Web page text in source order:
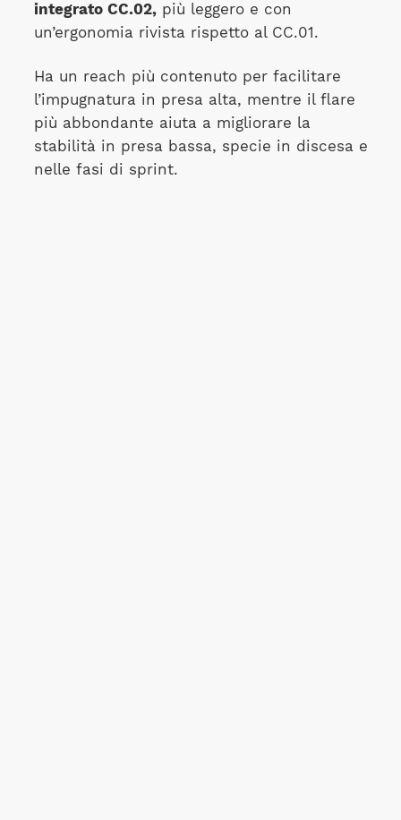
integrato CC.02,più leggero e con
un’ergonomia rivista rispetto al CC.01.
Ha un reach più contenuto per facilitare
l’impugnatura in presa alta, mentre il flare
più abbondante aiuta a migliorare la
stabilità in presa bassa, specie in discesa e
nelle fasi di sprint.